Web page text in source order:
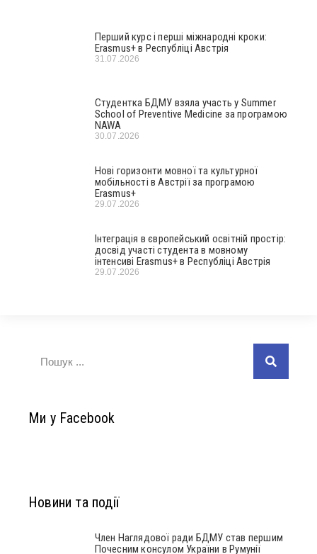
Перший курс і перші міжнародні кроки:
Erasmus+ в Республіці Австрія
31.07.2026
Студентка БДМУ взяла участь у Summer
School of Preventive Medicine за програмою
NAWA
30.07.2026
Нові горизонти мовної та культурної
мобільності в Австрії за програмою
Erasmus+
29.07.2026
Інтеграція в європейський освітній простір:
досвід участі студента в мовному
інтенсиві Erasmus+ в Республіці Австрія
29.07.2026
Ми у Facebook
Новини та події
Член Наглядової ради БДМУ став першим
Почесним консулом України в Румунії